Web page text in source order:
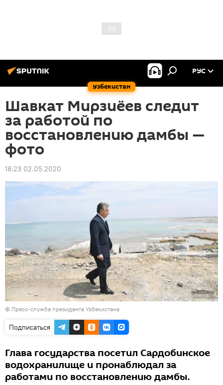
Узбекистан
РУС
Шавкат Мирзиёев следит
за работой по
восстановлению дамбы —
фото
18:23 02.05.2020
© Пресс-служба президента Узбекистана
Подписаться
Глава государства посетил Сардобинское
водохранилище и пронаблюдал за
работами по восстановлению дамбы.